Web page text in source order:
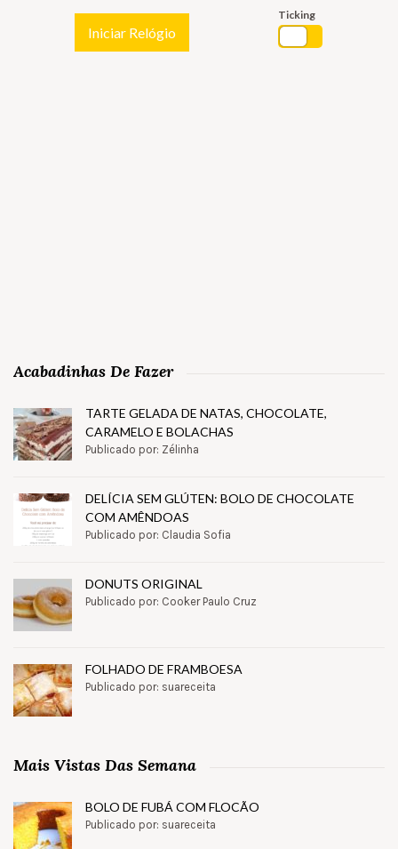
Iniciar Relógio
Ticking
Acabadinhas De Fazer
TARTE GELADA DE NATAS, CHOCOLATE,
CARAMELO E BOLACHAS
Publicado por: Zélinha
DELÍCIA SEM GLÚTEN: BOLO DE CHOCOLATE
COM AMÊNDOAS
Publicado por: Claudia Sofia
DONUTS ORIGINAL
Publicado por: Cooker Paulo Cruz
FOLHADO DE FRAMBOESA
Publicado por: suareceita
Mais Vistas Das Semana
BOLO DE FUBÁ COM FLOCÃO
Publicado por: suareceita